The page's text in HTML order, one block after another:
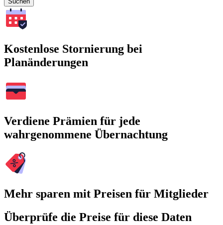
Kostenlose Stornierung bei
Planänderungen
Verdiene Prämien für jede
wahrgenommene Übernachtung
Mehr sparen mit Preisen für Mitglieder
Überprüfe die Preise für diese Daten